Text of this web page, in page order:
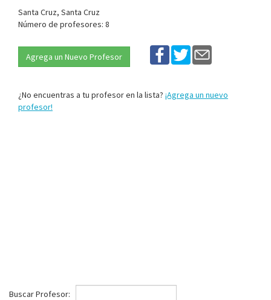
Santa Cruz, Santa Cruz
Número de profesores: 8
Agrega un Nuevo Profesor
¿No encuentras a tu profesor en la lista? ¡Agrega un nuevo
profesor!
Buscar Profesor: